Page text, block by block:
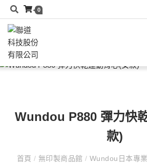
0
Wundou P880 彈力快
款)
首頁/ 無印製商品館/ Wundou日本專